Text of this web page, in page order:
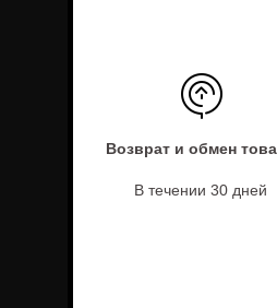
Возврат и обмен
В течении 30 дней